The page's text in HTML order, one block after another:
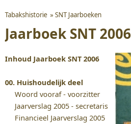
Tabakshistorie » SNT Jaarboeken
Jaarboek SNT 2006
Inhoud Jaarboek SNT 2006
00. Huishoudelijk deel
Woord vooraf - voorzitter
Jaarverslag 2005 - secretaris
Financieel Jaarverslag 2005